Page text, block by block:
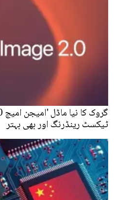
ٹیکسٹ رینڈرنگ اور بھی بہتر